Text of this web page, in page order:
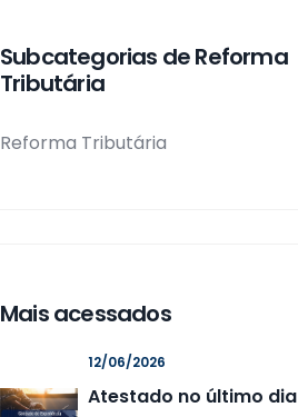
Subcategorias de Reforma
Tributária
Reforma Tributária
Mais acessados
12/06/2026
Atestado no último dia